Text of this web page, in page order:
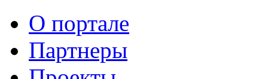
О портале
Партнеры